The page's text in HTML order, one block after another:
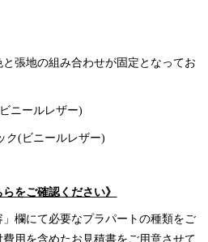
張地の組み合わせが固定となってお
ニールレザー)
ク(ビニールレザー)
をご確認ください》
欄にて必要なプラパートの種類をご
用を含めたお見積書をご用意させて